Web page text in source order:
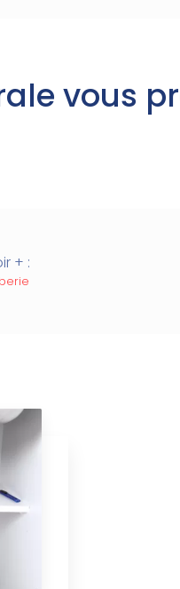
vous
+ :